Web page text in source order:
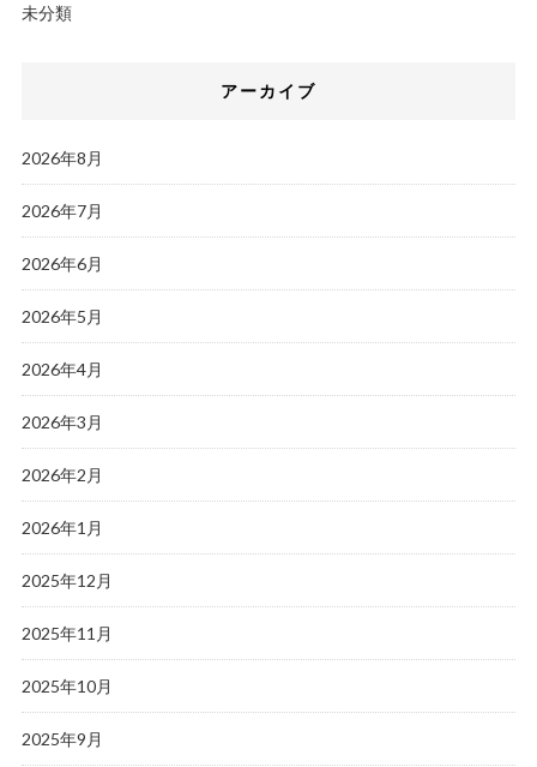
未分類
アーカイブ
2026年8月
2026年7月
2026年6月
2026年5月
2026年4月
2026年3月
2026年2月
2026年1月
2025年12月
2025年11月
2025年10月
2025年9月